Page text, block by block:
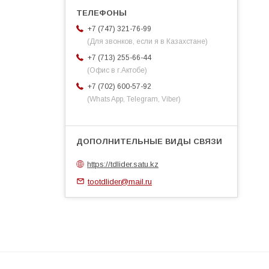
+7 (747) 321-76-99
(Для звонков, если я в Казахстане)
+7 (713) 255-66-44
(Офис в г.Актобе)
+7 (702) 600-57-92
(Whats App, Telegram, Viber)
https://tdlider.satu.kz
tootdlider@mail.ru